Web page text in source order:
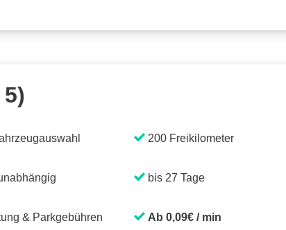
& Parkgebühren
200 Freikilometer
bis 27 Tage
Ab 0,09€ / min